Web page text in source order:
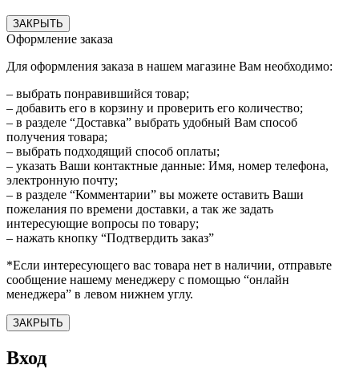
ЗАКРЫТЬ
Оформление заказа
Для оформления заказа в нашем магазине Вам необходимо:
– выбрать понравившийся товар;
– добавить его в корзину и проверить его количество;
– в разделе “Доставка” выбрать удобный Вам способ
получения товара;
– выбрать подходящий способ оплаты;
– указать Ваши контактные данные: Имя, номер телефона,
электронную почту;
– в разделе “Комментарии” вы можете оставить Ваши
пожелания по времени доставки, а так же задать
интересующие вопросы по товару;
– нажать кнопку “Подтвердить заказ”
*Если интересующего вас товара нет в наличии, отправьте
сообщение нашему менеджеру с помощью “онлайн
менеджера” в левом нижнем углу.
ЗАКРЫТЬ
Вход